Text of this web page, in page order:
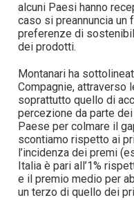
alcuni Paesi hanno
caso si preannuncia
preferenze di
dei prodotti.
Montanari ha
Compagnie, attraverso
soprattutto quello di
percezione da parte
Paese per colmare il
scontiamo rispetto ai
l’incidenza dei premi
Italia è pari all’1%
e il premio medio per
un terzo di quello dei